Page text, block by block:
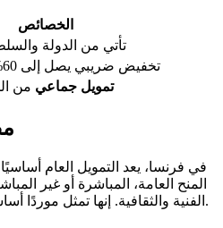
الخصائص
تأتي من الدولة
تخفيض ضريبي يصل إلى 60% من التبرع
تمويل جماعي من
في فرنسا، يعد التمويل العام أساسيًا
المنح العامة، المباشرة أو غير
الفنية والثقافية. إنها تمثل موردًا .